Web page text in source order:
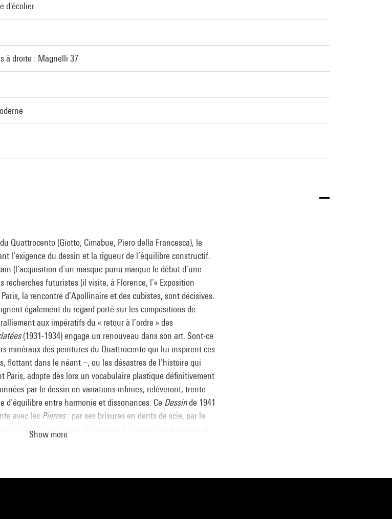
d'écolier
à droite : Magnelli 37
Quattrocento (Giotto, Cimabue, Piero della Francesca), le
l’exigence du dessin et la rigueur de l’équilibre constructif.
(l’acquisition d’un masque punu marque le début d’une
recherches futuristes (il visite, à Florence, l’« Exposition
la rencontre d’Apollinaire et des cubistes, sont décisives.
également du regard porté sur les compositions de
aux impératifs du « retour à l’ordre » des
(1931-1934) engage un renouveau dans son art. Sont-ce
minéraux des peintures du Quattrocento qui lui inspirent ces
flottant dans le néant –, ou les désastres de l’histoire qui
Paris, adopte dès lors un vocabulaire plastique définitivement
par le dessin en variations infinies, relèveront, trente-
d’équilibre entre harmonie et dissonances. Ce Dessinde 1941
avec les Pierres: par ses brisures en dents de scie, par le
d’un lac d’encre noire des formes déchiquetées de papier nu.
Show more